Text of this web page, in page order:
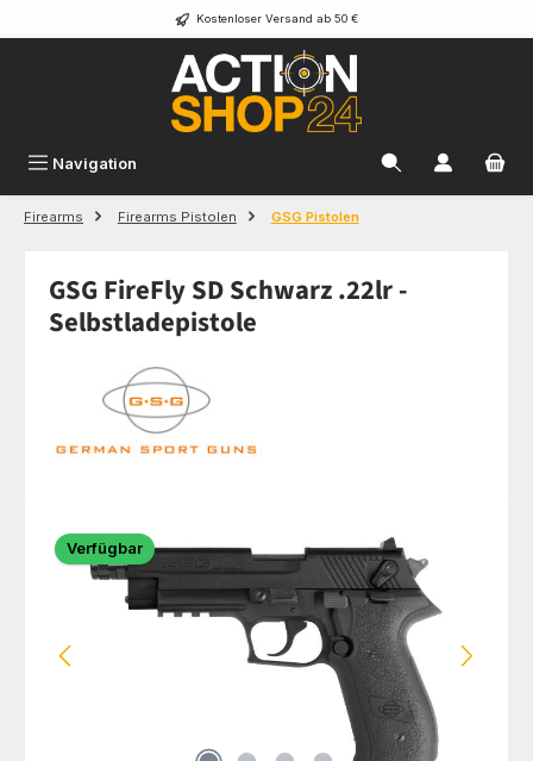
Zum Hauptinhalt springen Kostenloser Versand ab 50 €
Navigation
Firearms Firearms Pistolen GSG Pistolen
GSG FireFly SD Schwarz .22lr -
Selbstladepistole
Bildergalerie überspringen
Verfügbar